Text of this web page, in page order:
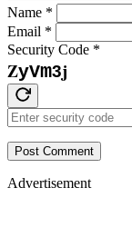
Name *
Email *
Security Code *
ZyVm3j
Post Comment
Advertisement